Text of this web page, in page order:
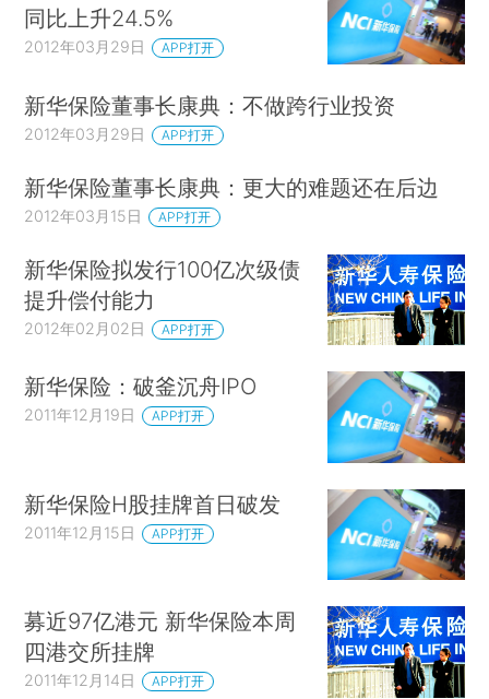
同比上升24.5%
2012年03月29日 APP打开
新华保险董事长康典：不做跨行业投资
2012年03月29日 APP打开
新华保险董事长康典：更大的难题还在后边
2012年03月15日 APP打开
新华保险拟发行100亿次级债
提升偿付能力
2012年02月02日 APP打开
新华保险：破釜沉舟IPO
2011年12月19日 APP打开
新华保险H股挂牌首日破发
2011年12月15日 APP打开
募近97亿港元 新华保险本周
四港交所挂牌
2011年12月14日 APP打开